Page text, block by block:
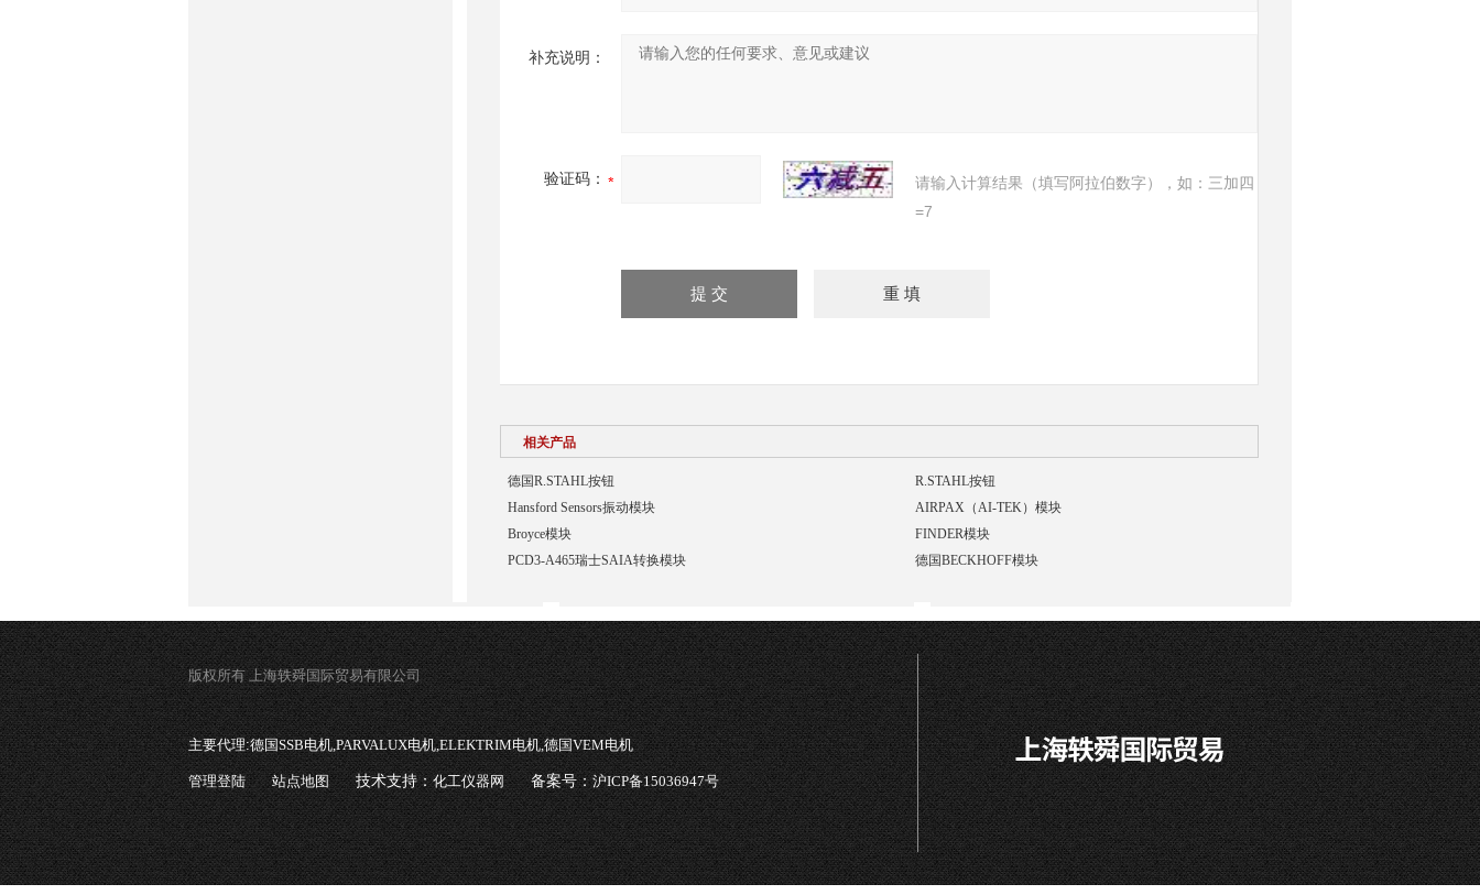
补充说明：
验证码：
请输入计算结果（填写阿拉伯数字），如：三加四
=7
相关产品
德国R.STAHL按钮
R.STAHL按钮
Hansford Sensors振动模块
AIRPAX（AI-TEK）模块
Broyce模块
FINDER模块
PCD3-A465瑞士SAIA转换模块
德国BECKHOFF模块
版权所有 上海轶舜国际贸易有限公司
主要代理:德国SSB电机,PARVALUX电机,ELEKTRIM电机,德国VEM电机
管理登陆 站点地图 技术支持：化工仪器网 备案号：沪ICP备15036947号